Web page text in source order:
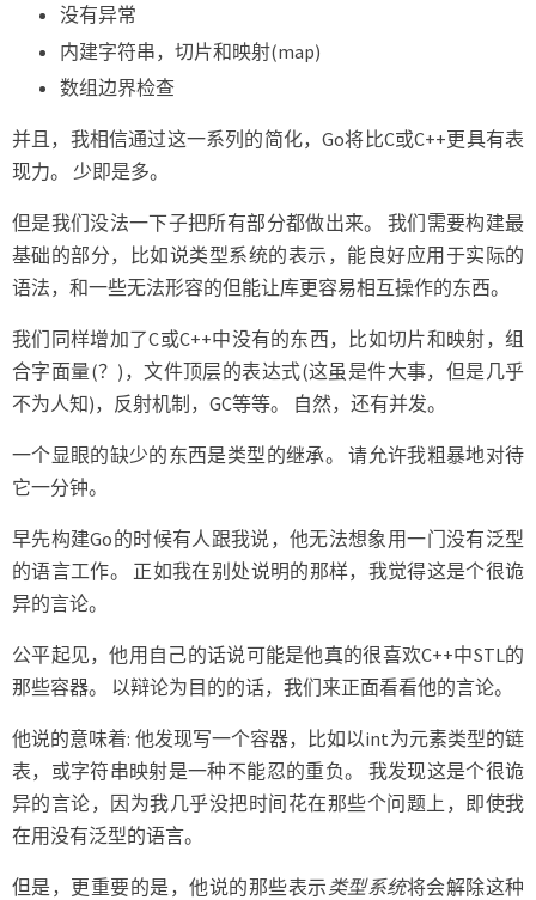
没有异常
内建字符串，切片和映射(map)
数组边界检查
并且，我相信通过这一系列的简化，Go将比C或C++更具有表
现力。 少即是多。
但是我们没法一下子把所有部分都做出来。 我们需要构建最
基础的部分，比如说类型系统的表示，能良好应用于实际的
语法，和一些无法形容的但能让库更容易相互操作的东西。
我们同样增加了C或C++中没有的东西，比如切片和映射，组
合字面量(？)，文件顶层的表达式(这虽是件大事，但是几乎
不为人知)，反射机制，GC等等。 自然，还有并发。
一个显眼的缺少的东西是类型的继承。 请允许我粗暴地对待
它一分钟。
早先构建Go的时候有人跟我说，他无法想象用一门没有泛型
的语言工作。 正如我在别处说明的那样，我觉得这是个很诡
异的言论。
公平起见，他用自己的话说可能是他真的很喜欢C++中STL的
那些容器。 以辩论为目的的话，我们来正面看看他的言论。
他说的意味着: 他发现写一个容器，比如以int为元素类型的链
表，或字符串映射是一种不能忍的重负。 我发现这是个很诡
异的言论，因为我几乎没把时间花在那些个问题上，即使我
在用没有泛型的语言。
但是，更重要的是，他说的那些表示 类型系统将会解除这种